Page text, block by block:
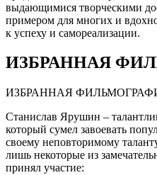
выдающимися творческими
примером для многих и
к успеху и самореализации.
ИЗБРАННАЯ
ИЗБРАННАЯ
Станислав Ярушин –
который сумел завоевать
своему неповторимому
лишь некоторые из
принял участие: